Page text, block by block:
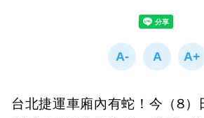
台北捷運車廂內有蛇！今（8）